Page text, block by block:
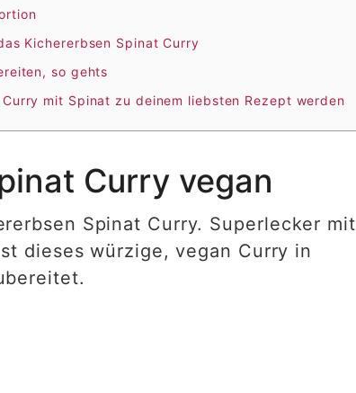
Kichererbsen Spinat Curry
so gehts
mit Spinat zu deinem liebsten Rezept werden
Curry vegan
Spinat Curry. Superlecker mit
dieses würzige, vegan Curry in